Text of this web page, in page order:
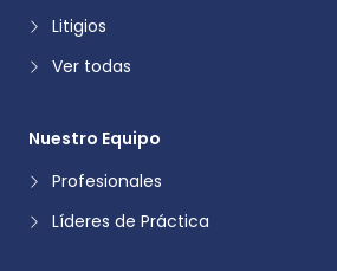
Litigios
Ver todas
Nuestro Equipo
Profesionales
Líderes de Práctica